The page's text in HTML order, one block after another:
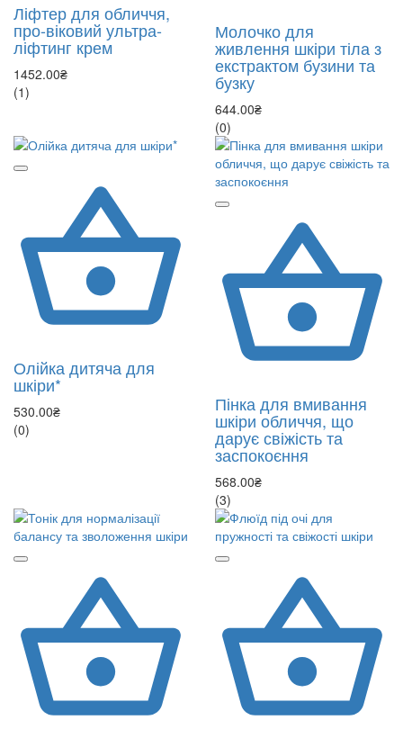
Ліфтер для обличчя,
про-віковий ультра-
ліфтинг крем
1452.00₴
(1)
Молочко для
живлення шкіри тіла з
екстрактом бузини та
бузку
644.00₴
(0)
Олійка дитяча для
шкіри*
530.00₴
(0)
Пінка для вмивання
шкіри обличчя, що
дарує свіжість та
заспокоєння
568.00₴
(3)